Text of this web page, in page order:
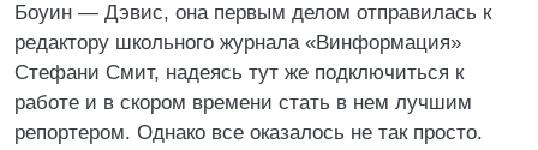
Боуин — Дэвис, она первым делом отправилась к
редактору школьного журнала «Винформация»
Стефани Смит, надеясь тут же подключиться к
работе и в скором времени стать в нем лучшим
репортером. Однако все оказалось не так просто.